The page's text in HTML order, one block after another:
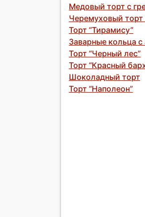
Медовый торт с
Черемуховый
Торт “Тирамису”
Заварные кольца
Торт “Черный лес”
Торт “Красный
Шоколадный торт
Торт “Наполеон”